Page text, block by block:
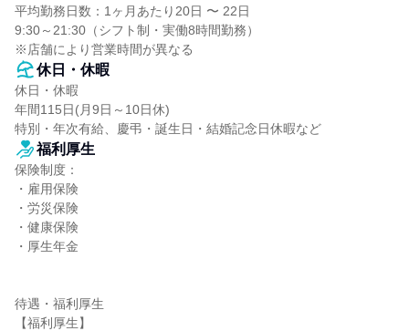
平均勤務日数：1ヶ月あたり20日 〜 22日
9:30～21:30（シフト制・実働8時間勤務）
※店舗により営業時間が異なる
休日・休暇
休日・休暇
年間115日(月9日～10日休)
特別・年次有給、慶弔・誕生日・結婚記念日休暇など
福利厚生
保険制度：
・雇用保険
・労災保険
・健康保険
・厚生年金
待遇・福利厚生
【福利厚生】